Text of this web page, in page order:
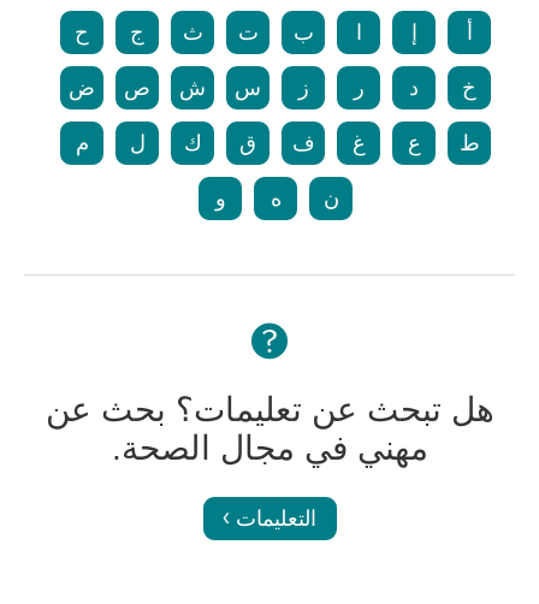
ب ت ث ج ح
خ د ر ز س ش ص ض
ط ع غ ف ق ك ل م
ن ه و
هل تبحث عن تعليمات؟ بحث عن
مهني في مجال الصحة.
التعليمات